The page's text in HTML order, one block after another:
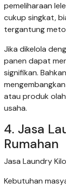
pemeliharaan
cukup singkat,
tergantung
Jika dikelola
panen dapat
signifikan.
atau produk
usaha.
4. Jasa
Rumahan
Jasa Laundry
Kebutuhan